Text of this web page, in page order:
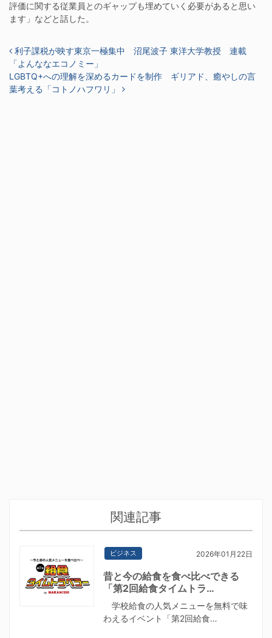
評価に関する従業員とのギャップも埋めていく必要があると思い
ます」などと話した。
投稿ナビゲーション
利子課税が映す東京一極集中 沼尾波子 東洋大学教授 連載
「よんななエコノミー」
LGBTQ+への理解を深めるカードを制作 ギリアド、癒やしの言
葉考える「コトノハフワリ」
関連記事
ビジネス 2026年01月22日
昔と今の給食を食べ比べできる
「第2回給食タイムトラ…
学校給食の人気メニューを無料で味
わえるイベント「第2回給食…